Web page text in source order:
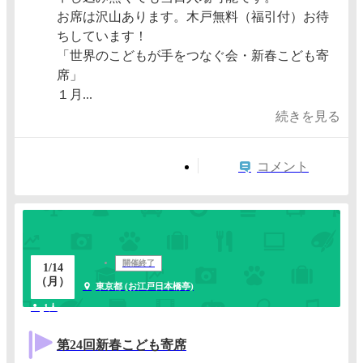
お席は沢山あります。木戸無料（福引付）お待
ちしています！
「世界のこどもが手をつなぐ会・新春こども寄
席」
１月...
続きを見る
コメント
1/14
（月）
開催終了
東京都 (お江戸日本橋亭)
1人
第24回新春こども寄席